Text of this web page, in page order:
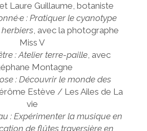
Laure Guillaume, botaniste
: Pratiquer le cyanotype
, avec la photographe
Miss V
: Atelier terre-paille, avec
Montagne
: Découvrir le monde des
Estève / Les Ailes de La
vie
: Expérimenter la musique en
de flûtes traversière en